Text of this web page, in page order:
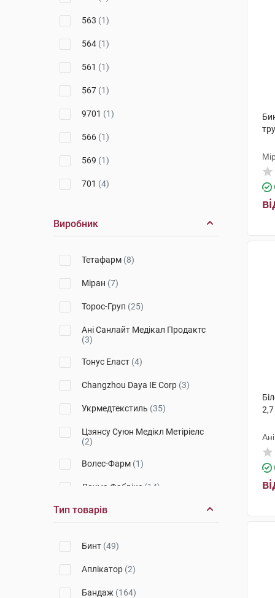
563 (1)
564 (1)
561 (1)
567 (1)
9701 (1)
566 (1)
569 (1)
701 (4)
570
301
1002
9905(2)
1001(2)
7036(1)
Виробник
Тетафарм (8)
Міран (7)
Торос-Груп (25)
Ані Санлайт Медікал Продактс
(3)
Тонус Еласт (4)
Changzhou Daya IE Corp (3)
Укрмедтекстиль (35)
Цзянсу Суюн Медікл Метіріелс
(2)
Волес-Фарм (1)
Лаума Фабрікс (14)
НордеПласт
економічної зони Лаума
Тип товарів
Бинт (49)
Аплікатор (2)
Бандаж (164)